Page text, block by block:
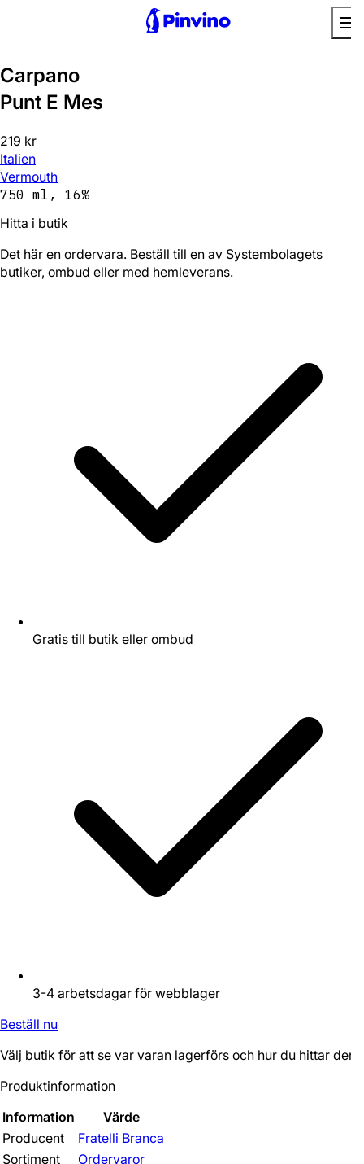
Carpano
Punt E Mes
219 kr
Italien
Vermouth
750 ml, 16%
Hitta i butik
Det här en ordervara. Beställ till en av Systembolagets
butiker, ombud eller med hemleverans.
Gratis till butik eller ombud
3-4 arbetsdagar för webblager
Beställ nu
Välj butik för att se var varan lagerförs och hur du hittar den.
Produktinformation
Information
Värde
Producent
Fratelli Branca
Sortiment
Ordervaror